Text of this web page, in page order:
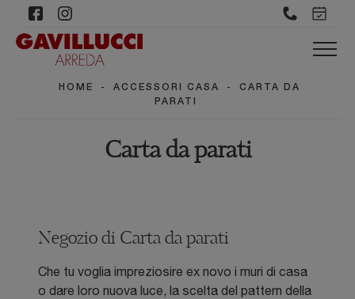
HOME - ACCESSORI CASA -
CARTA DA
PARATI
Carta da parati
Negozio di Carta da parati
Che tu voglia impreziosire ex novo i muri di casa
o dare loro nuova luce, la scelta del pattern della